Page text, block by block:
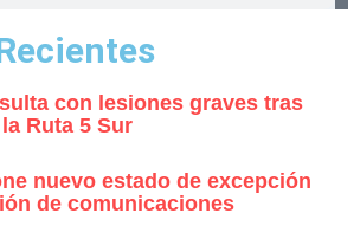
con lesiones graves tras
Ruta 5 Sur
nuevo estado de excepción
de comunicaciones